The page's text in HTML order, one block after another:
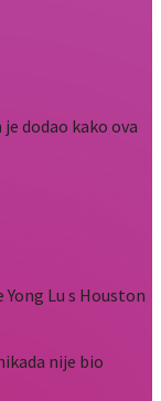
dodao kako ova
Lu s Houston
nije bio